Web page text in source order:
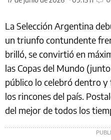
La Selección Argentina
un triunfo contundente
brilló, se convirtió en
las Copas del Mundo
público lo celebró dentro
los rincones del país.
del mejor de todos los